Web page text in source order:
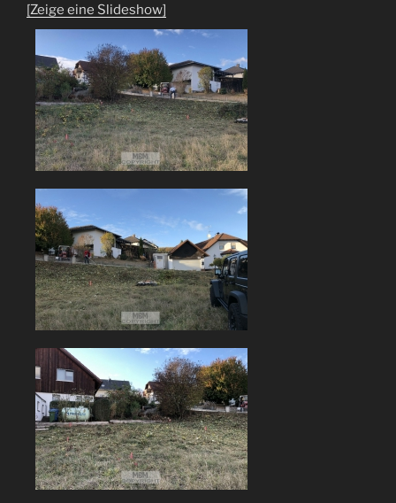
[Zeige eine Slideshow]